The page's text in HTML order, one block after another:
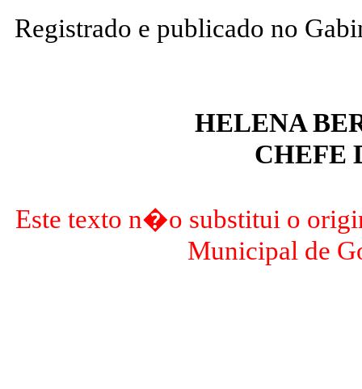
Registrado e publicado no
HELENA
CHEFE
Este texto n�o substitui o
Municipal de